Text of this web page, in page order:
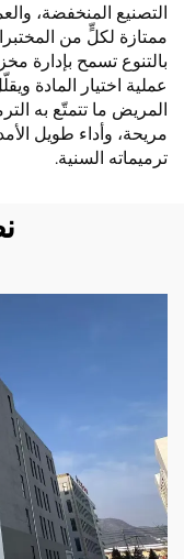
التصنيع المنخفضة،
ممتازة لكلٍّ من
بالتنوع تسمح بإدارة
عملية اختيار المادة
المريض ما تتمتّع به
مريحة، وأداء طويل
ترميماته السنية.